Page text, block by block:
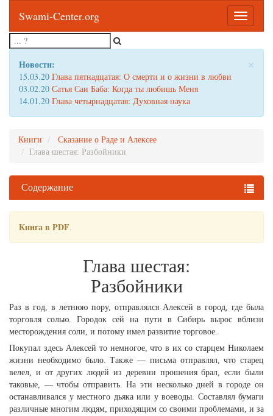
Toggle
Swami-Center.org
×
Новости:
15.03.20 Глава пятнадцатая: О смерти и о жизни в любви
03.02.20 Сатья Саи Баба: Когда ты любишь Меня
14.01.20 Глава четырнадцатая: Духовная наука
Книги
Сказание о Раде и Алексее
Глава шестая: Разбойники
Содержание
Книга в PDF.
Глава шестая:
Разбойники
Раз в год, в летнюю пору, отправлялся Алексей в город, где была
торговля солью. Городок сей на пути в Сибирь вырос вблизи
месторождения соли, и потому имел развитие торговое.
Покупал здесь Алексей то немногое, что в их со старцем Николаем
жизни необходимо было. Также — письма отправлял, что старец
велел, и от других людей из деревни прошения брал, если были
таковые, — чтобы отправить. На эти несколько дней в городе он
останавливался у местного дьяка или у воеводы. Составлял бумаги
различные многим людям, приходящим со своими проблемами, и за